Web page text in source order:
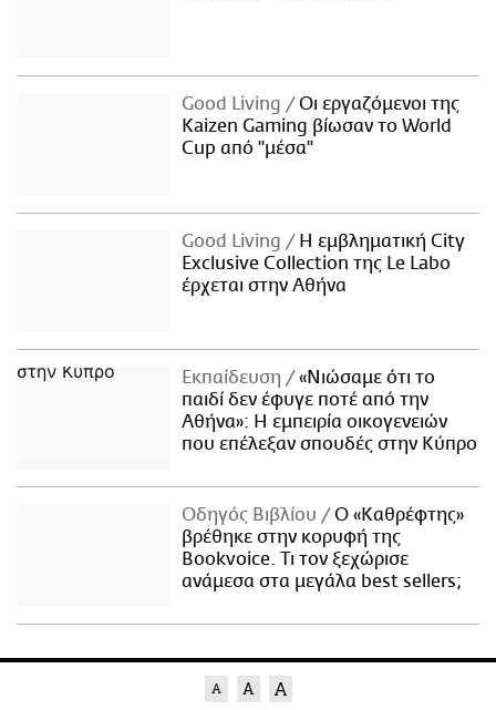
Good Living
Οι εργαζόμενοι της
Kaizen Gaming βίωσαν το World
Cup από "μέσα"
Good Living
Η εμβληματική City
Exclusive Collection της Le Labo
έρχεται στην Αθήνα
Εκπαίδευση
«Νιώσαμε ότι το
παιδί δεν έφυγε ποτέ από την
Αθήνα»: Η εμπειρία οικογενειών
που επέλεξαν σπουδές στην Κύπρο
Οδηγός Βιβλίου
Ο «Καθρέφτης»
βρέθηκε στην κορυφή της
Bookvoice. Τι τον ξεχώρισε
ανάμεσα στα μεγάλα best sellers;